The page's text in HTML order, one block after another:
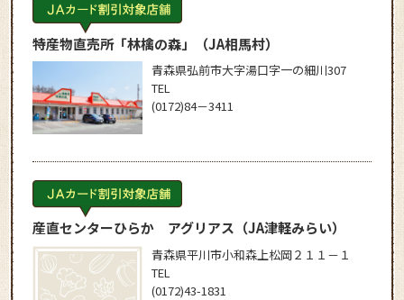
特産物直売所「林檎の森」 （JA相馬村）
青森県弘前市大字湯口字一の細川307
TEL
(0172)84－3411
産直センターひらか アグリアス （JA津軽みらい）
青森県平川市小和森上松岡２１１－１
TEL
(0172)43-1831